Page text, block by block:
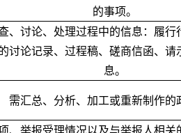
的事项。
、讨论、处理过程中的信息：履行
讨论记录、过程稿、磋商信函、请
息。
需汇总、分析、加工或重新制作的